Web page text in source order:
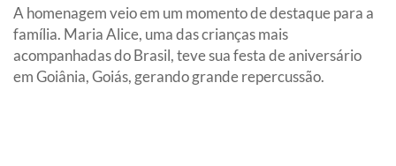
A homenagem veio em um momento de destaque para a
família. Maria Alice, uma das crianças mais
acompanhadas do Brasil, teve sua festa de aniversário
em Goiânia, Goiás, gerando grande repercussão.